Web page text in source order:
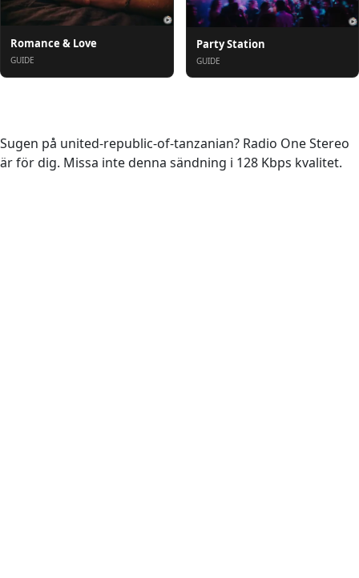
Romance & Love
GUIDE
Party Station
GUIDE
Sugen på united-republic-of-tanzanian? Radio One Stereo
är för dig. Missa inte denna sändning i 128 Kbps kvalitet.